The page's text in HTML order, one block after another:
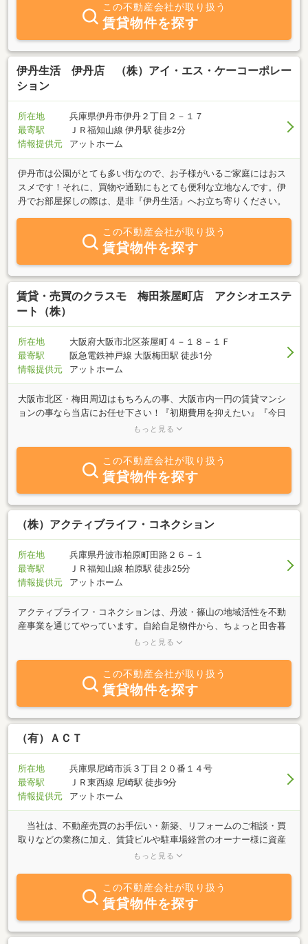
この不動産会社が取り扱う
賃貸物件を探す
伊丹生活 伊丹店 （株）アイ・エス・ケーコーポレー
ション
所在地
兵庫県伊丹市伊丹２丁目２－１７
最寄駅
ＪＲ福知山線 伊丹駅 徒歩2分
情報提供元
アットホーム
伊丹市は公園がとても多い街なので、お子様がいるご家庭にはおス
スメです！それに、買物や通勤にもとても便利な立地なんです。伊
丹でお部屋探しの際は、是非『伊丹生活』へお立ち寄りください。
この不動産会社が取り扱う
賃貸物件を探す
賃貸・売買のクラスモ 梅田茶屋町店 アクシオエステ
ート（株）
所在地
大阪府大阪市北区茶屋町４－１８－１Ｆ
最寄駅
阪急電鉄神戸線 大阪梅田駅 徒歩1分
情報提供元
アットホーム
大阪市北区・梅田周辺はもちろんの事、大阪市内一円の賃貸マンシ
ョンの事なら当店にお任せ下さい！『初期費用を抑えたい』『今日
から住みたい』『新築に住みたい』『会社やお店の寮として借りた
もお申し付け下さい。弊社スタッフがお客様お一人お一人ににとこ
とんお付き合いいたします！女性アドバイザーも在籍しておりま
す！当店ならではの４つのメリット！！・近隣の主要駅まで『お迎
えサービス』も実施しておりますのでご希望のお客様はお気軽にお
申し付け下さい。・ネットには掲載できない非公開のマル秘物件も
多数取り揃えてます。全物件家具付対応プランもご用意しておりま
予約やお問合せをされていなくても、当日すぐにご案内可能で
す。・白を基調とした清潔感のある店内ではドリンクサービスをご
提供させて頂きます。
もっと見る
この不動産会社が取り扱う
賃貸物件を探す
（株）アクティブライフ・コネクション
所在地
兵庫県丹波市柏原町田路２６－１
最寄駅
ＪＲ福知山線 柏原駅 徒歩25分
情報提供元
アットホーム
アクティブライフ・コネクションは、丹波・篠山の地域活性を不動
産事業を通じてやっています。自給自足物件から、ちょっと田舎暮
らし物件・ドップリコースなどの相談にも喜んで対応させていただ
営目的としては、丹波・篠山の人と企業を大阪・神戸の企業とのビ
ジネスマッチングから交流会の企画もしております。丹波で生まれ
育って４８年、丹波・篠山の暮らし、不動産の事なら当社へご相談
ください。
もっと見る
この不動産会社が取り扱う
賃貸物件を探す
（有）ＡＣＴ
所在地
兵庫県尼崎市浜３丁目２０番１４号
最寄駅
ＪＲ東西線 尼崎駅 徒歩9分
情報提供元
アットホーム
当社は、不動産売買のお手伝い・新築、リフォームのご相談・買
取りなどの業務に加え、賃貸ビルや駐車場経営のオーナー様に資産
の管理を任されています。「地域密着」型の経営理念に基づき、不
に関する悩みがございましたら、まずはお気軽にご相談下さい。も
ちろん相談・不動産査定は無料です。皆様からのお問合せを心より
お待ちしております。
もっと見る
この不動産会社が取り扱う
賃貸物件を探す